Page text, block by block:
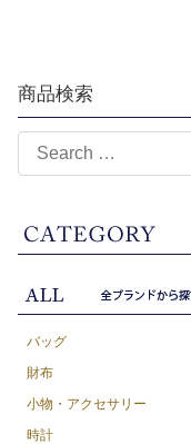
商品検索
バッグ
財布
小物・アクセサリー
時計